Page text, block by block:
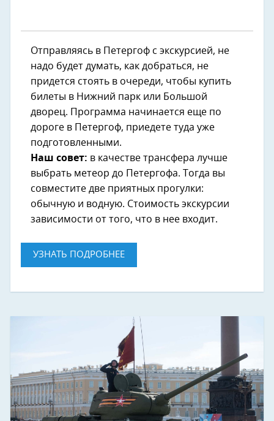
Отправляясь в Петергоф с экскурсией, не
надо будет думать, как добраться, не
придется стоять в очереди, чтобы купить
билеты в Нижний парк или Большой
дворец. Программа начинается еще по
дороге в Петергоф, приедете туда уже
подготовленными.
Наш совет: в качестве трансфера лучше
выбрать метеор до Петергофа. Тогда вы
совместите две приятных прогулки:
обычную и водную. Стоимость экскурсии
зависимости от того, что в нее входит.
УЗНАТЬ ПОДРОБНЕЕ